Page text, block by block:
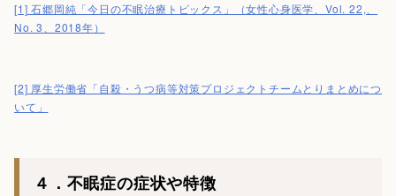
[1] 石郷岡純「今日の不眠治療トピックス」（女性心身医学、Vol. 22,、
No. 3、2018年）
[2] 厚生労働省「自殺・うつ病等対策プロジェクトチームとりまとめにつ
いて」
４．不眠症の症状や特徴